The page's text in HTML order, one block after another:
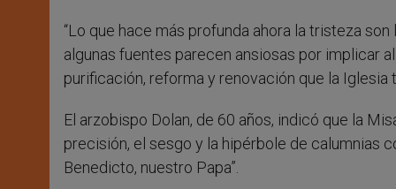
“Lo que hace más profunda ahora la tristeza
algunas fuentes parecen ansiosas por implicar
purificación, reforma y renovación que la Iglesia
El arzobispo Dolan, de 60 años, indicó que la
precisión, el sesgo y la hipérbole de calumnias
Benedicto, nuestro Papa”.